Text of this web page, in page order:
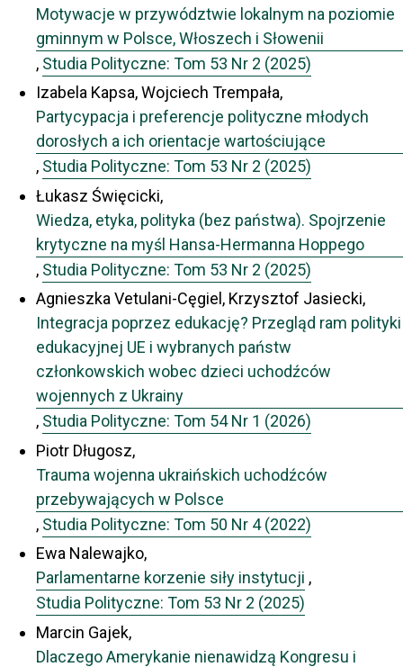
Motywacje w przywództwie lokalnym na poziomie
gminnym w Polsce, Włoszech i Słowenii
, Studia Polityczne: Tom 53 Nr 2 (2025)
Izabela Kapsa, Wojciech Trempała,
Partycypacja i preferencje polityczne młodych
dorosłych a ich orientacje wartościujące
, Studia Polityczne: Tom 53 Nr 2 (2025)
Łukasz Święcicki,
Wiedza, etyka, polityka (bez państwa). Spojrzenie
krytyczne na myśl Hansa-Hermanna Hoppego
, Studia Polityczne: Tom 53 Nr 2 (2025)
Agnieszka Vetulani-Cęgiel, Krzysztof Jasiecki,
Integracja poprzez edukację? Przegląd ram polityki
edukacyjnej UE i wybranych państw
członkowskich wobec dzieci uchodźców
wojennych z Ukrainy
, Studia Polityczne: Tom 54 Nr 1 (2026)
Piotr Długosz,
Trauma wojenna ukraińskich uchodźców
przebywających w Polsce
, Studia Polityczne: Tom 50 Nr 4 (2022)
Ewa Nalewajko,
Parlamentarne korzenie siły instytucji ,
Studia Polityczne: Tom 53 Nr 2 (2025)
Marcin Gajek,
Dlaczego Amerykanie nienawidzą Kongresu i